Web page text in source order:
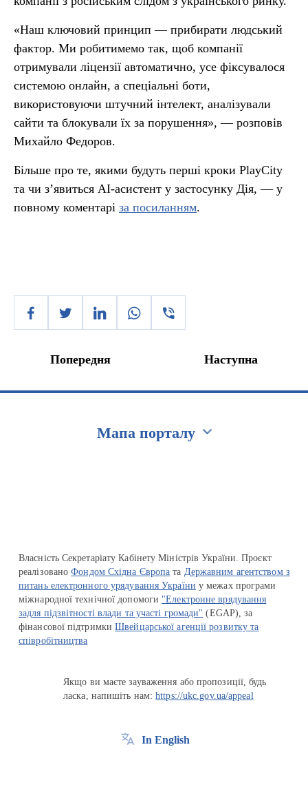
«Наш ключовий принцип — прибирати людський
фактор. Ми робитимемо так, щоб компанії
отримували ліцензії автоматично, усе фіксувалося
системою онлайн, а спеціальні боти,
використовуючи штучний інтелект, аналізували
сайти та блокували їх за порушення», — розповів
Михайло Федоров.
Більше про те, якими будуть перші кроки PlayCity
та чи з’явиться AI-асистент у застосунку Дія, — у
повному коментарі за посиланням.
Попередня Наступна
Мапа порталу
Власність Секретаріату Кабінету Міністрів України. Проєкт
реалізованоФондом Східна Європа та Державним агентством з
питань електронного урядування України у межах програми
міжнародної технічної допомоги "Електронне врядування
задля підзвітності влади та участі громади" (EGAP), за
фінансової підтримкиШвейцарської агенції розвитку та
співробітництва
Якщо ви маєте зауваження або пропозиції, будь
ласка, напишіть нам:https://ukc.gov.ua/appeal
In English